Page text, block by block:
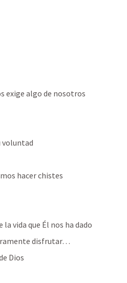
exige algo de nosotros
voluntad
hacer chistes
vida que Él nos ha dado
disfrutar…
Dios